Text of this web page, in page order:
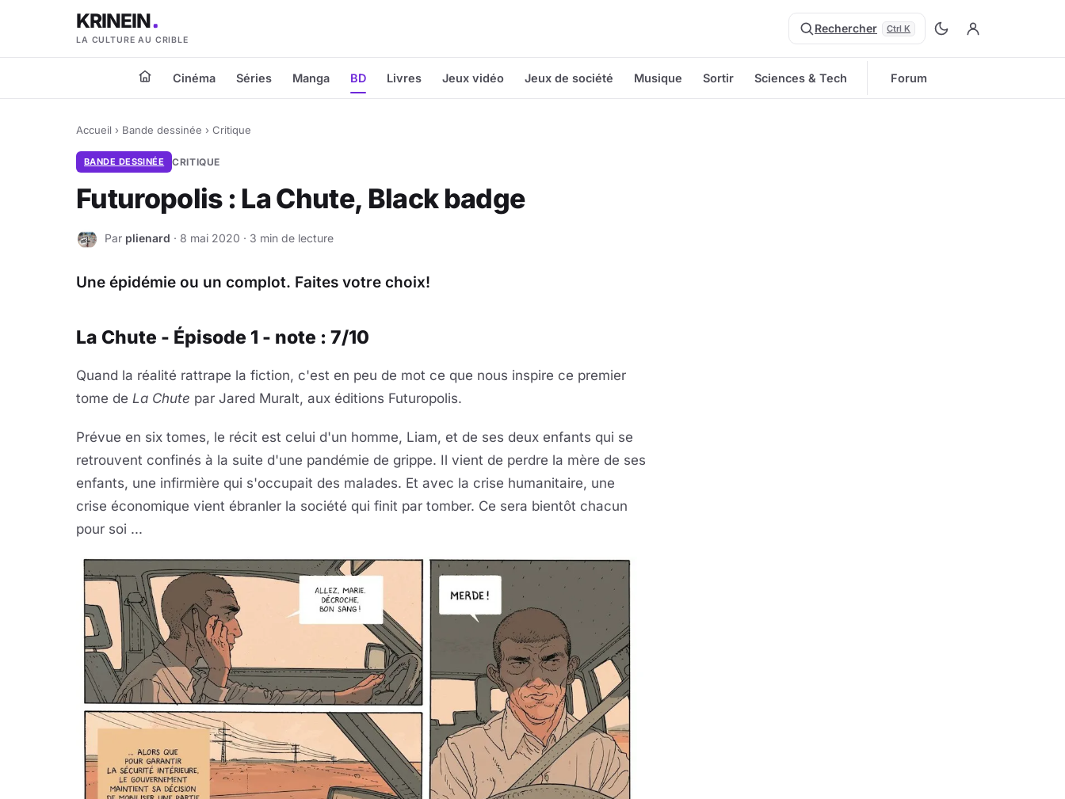
KRINEIN
LA CULTURE AU CRIBLE
Rechercher Ctrl K
Cinéma Séries Manga BD Livres Jeux vidéo Jeux de société Musique Sortir Sciences & Tech Forum
Accueil › Bande dessinée › Critique
BANDE DESSINÉE CRITIQUE
Futuropolis : La Chute, Black badge
P Par plienard · 8 mai 2020 · 3 min de lecture
Une épidémie ou un complot. Faites votre choix!
La Chute - Épisode 1 - note : 7/10
Quand la réalité rattrape la fiction, c'est en peu de mot ce que nous inspire ce premier
tome de La Chute par Jared Muralt, aux éditions Futuropolis.
Prévue en six tomes, le récit est celui d'un homme, Liam, et de ses deux enfants qui se
retrouvent confinés à la suite d'une pandémie de grippe. Il vient de perdre la mère de ses
enfants, une infirmière qui s'occupait des malades. Et avec la crise humanitaire, une
crise économique vient ébranler la société qui finit par tomber. Ce sera bientôt chacun
pour soi ...